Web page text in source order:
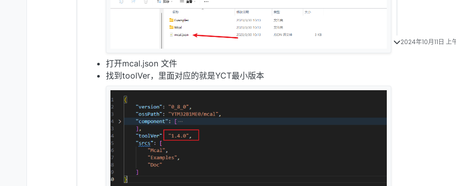
打开mcal.json 文件
找到toolVer，里面对应的就是YCT最小版本
2024年10月11日 上